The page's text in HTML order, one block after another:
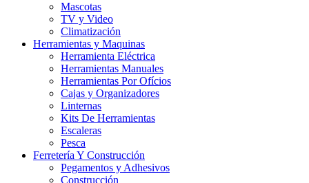
Mascotas
TV y Video
Climatización
Herramientas y Maquinas
Herramienta Eléctrica
Herramientas Manuales
Herramientas Por Ofícios
Cajas y Organizadores
Linternas
Kits De Herramientas
Escaleras
Pesca
Ferretería Y Construcción
Pegamentos y Adhesivos
Construcción